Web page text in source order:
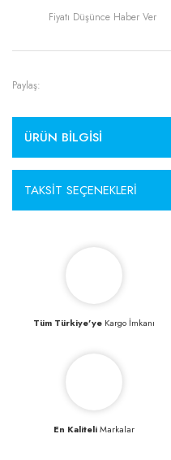
Fiyatı Düşünce Haber Ver
Paylaş:
ÜRÜN BILGISI
TAKSIT SEÇENEKLERI
Tüm Türkiye’yeKargo İmkanı
En KaliteliMarkalar